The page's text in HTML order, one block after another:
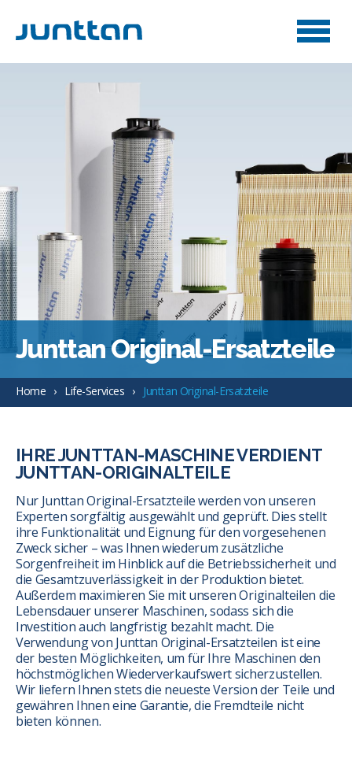
Junttan Original-Ersatzteile
Home Life-Services Junttan Original-Ersatzteile
IHRE JUNTTAN-MASCHINE VERDIENT
JUNTTAN-ORIGINALTEILE
Nur Junttan Original-Ersatzteile werden von unseren
Experten sorgfältig ausgewählt und geprüft. Dies stellt
ihre Funktionalität und Eignung für den vorgesehenen
Zweck sicher – was Ihnen wiederum zusätzliche
Sorgenfreiheit im Hinblick auf die Betriebssicherheit und
die Gesamtzuverlässigkeit in der Produktion bietet.
Außerdem maximieren Sie mit unseren Originalteilen die
Lebensdauer unserer Maschinen, sodass sich die
Investition auch langfristig bezahlt macht. Die
Verwendung von Junttan Original-Ersatzteilen ist eine
der besten Möglichkeiten, um für Ihre Maschinen den
höchstmöglichen Wiederverkaufswert sicherzustellen.
Wir liefern Ihnen stets die neueste Version der Teile und
gewähren Ihnen eine Garantie, die Fremdteile nicht
bieten können.